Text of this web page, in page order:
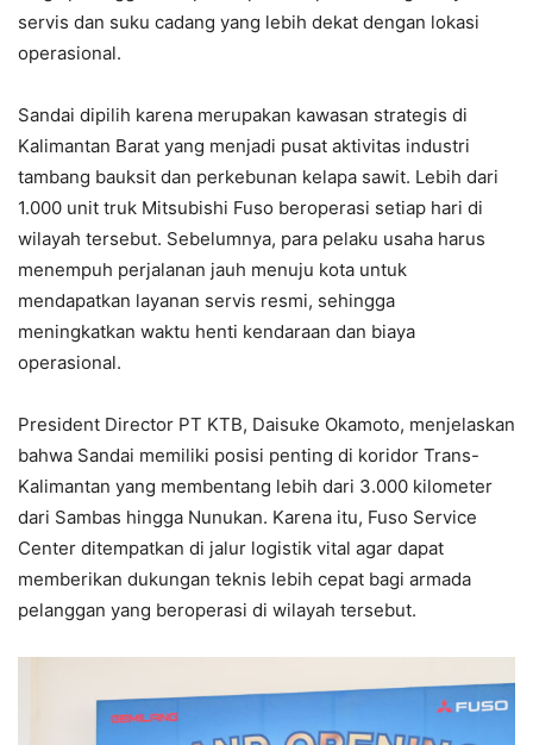
servis dan suku cadang yang lebih dekat dengan lokasi
operasional.
Sandai dipilih karena merupakan kawasan strategis di
Kalimantan Barat yang menjadi pusat aktivitas industri
tambang bauksit dan perkebunan kelapa sawit. Lebih dari
1.000 unit truk Mitsubishi Fuso beroperasi setiap hari di
wilayah tersebut. Sebelumnya, para pelaku usaha harus
menempuh perjalanan jauh menuju kota untuk
mendapatkan layanan servis resmi, sehingga
meningkatkan waktu henti kendaraan dan biaya
operasional.
President Director PT KTB, Daisuke Okamoto, menjelaskan
bahwa Sandai memiliki posisi penting di koridor Trans-
Kalimantan yang membentang lebih dari 3.000 kilometer
dari Sambas hingga Nunukan. Karena itu, Fuso Service
Center ditempatkan di jalur logistik vital agar dapat
memberikan dukungan teknis lebih cepat bagi armada
pelanggan yang beroperasi di wilayah tersebut.